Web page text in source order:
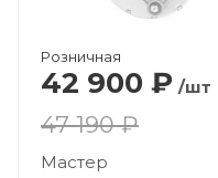
Розничная
42 900 ₽ /шт
47 190 ₽
Мастер